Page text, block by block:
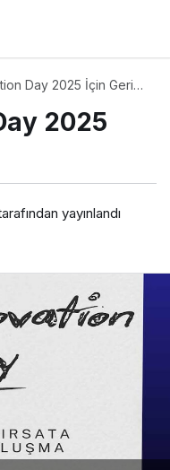
Day 2025 İçin Geri
2025
yayınlandı
Özellikten